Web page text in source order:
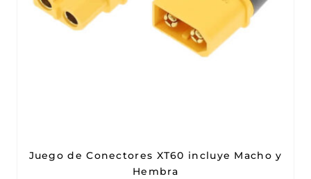
Juego de Conectores XT60 incluye Macho y
Hembra